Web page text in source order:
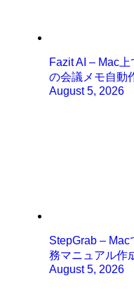
Fazit AI – Mac
の会議メモ自動
August 5, 2026
StepGrab –
務マニュアル作
August 5, 2026